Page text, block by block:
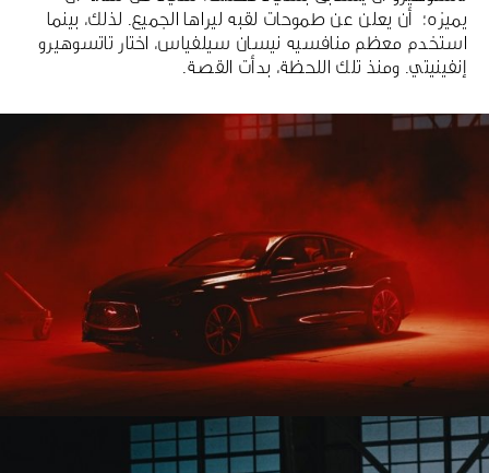
يميزه؛ أن يعلن عن طموحات لقبه ليراها الجميع. لذلك، بينما
استخدم معظم منافسيه نيسان سيلفياس، اختار تاتسوهيرو
إنفينيتي. ومنذ تلك اللحظة، بدأت القصة.